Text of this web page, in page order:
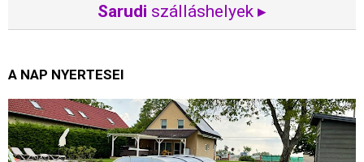
Sarudi szálláshelyek ▸
A NAP NYERTESEI